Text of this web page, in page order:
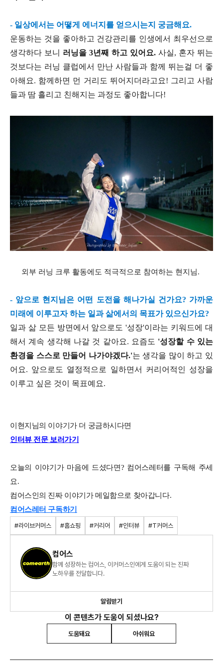
- 일상에서는 어떻게 에너지를 얻으시는지 궁금해요.
운동하는 것을 좋아하고 건강관리를 인생에서 최우선으로
생각하다 보니 러닝을 3년째 하고 있어요. 사실, 혼자 뛰는
것보다는 러닝 클럽에서 만난 사람들과 함께 뛰는걸 더 좋
아해요. 함께하면 먼 거리도 뛰어지더라고요! 그리고 사람
들과 땀 흘리고 친해지는 과정도 좋아합니다!
외부 러닝 크루 활동에도 적극적으로 참여하는 현지님.
- 앞으로 현지님은 어떤 도전을 해나가실 건가요? 가까운
미래에 이루고자 하는 일과 삶에서의 목표가 있으신가요?
일과 삶 모든 방면에서 앞으로도 '성장'이라는 키워드에 대
해서 계속 생각해 나갈 것 같아요. 요즘도 '성장할 수 있는
환경을 스스로 만들어 나가야겠다.'는 생각을 많이 하고 있
어요. 앞으로도 열정적으로 일하면서 커리어적인 성장을
이루고 싶은 것이 목표예요.
이현지님의 이야기가 더 궁금하시다면
인터뷰 전문 보러가기
오늘의 이야기가 마음에 드셨다면? 컴어스레터를 구독해 주세
요.
컴어스인의 진짜 이야기가 메일함으로 찾아갑니다.
컴어스레터 구독하기
#라이브커머스 #홈쇼핑 #커리어 #인터뷰 #T커머스
컴어스
함께 성장하는 컴어스, 이커머스인에게 도움이 되는 진짜
노하우를 전달합니다.
알림받기
이 콘텐츠가 도움이 되셨나요?
도움돼요 아쉬워요